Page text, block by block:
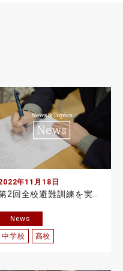
年11月18日
News
中学校 高校